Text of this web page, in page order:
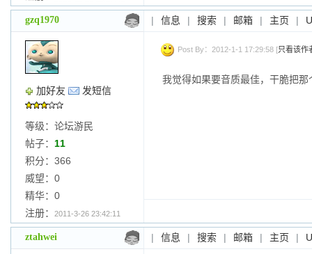
gzq1970 | 信息 | 搜索 | 邮箱 | 主页 |
加好友 发短信
等级：论坛游民
帖子： 11
积分：366
威望：0
精华：0
注册：
2011-3-26 23:42:11
Post By：2012-1-1 17:29:58 [只看该作
我觉得如果要音质最佳，干脆把
ztahwei | 信息 | 搜索 | 邮箱 | 主页 |